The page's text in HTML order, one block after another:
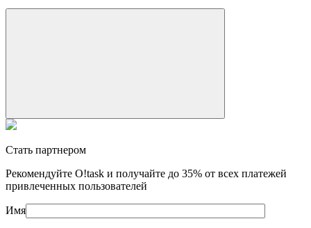
Стать партнером
Рекомендуйте O!task и получайте до 35% от всех платежей
привлеченных пользователей
Имя